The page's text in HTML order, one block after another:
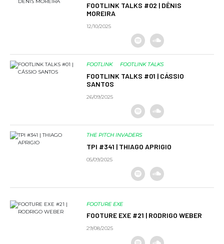
FOOTLINK TALKS #02 | DÊNIS
MOREIRA
12/10/2025
FOOTLINK FOOTLINK TALKS
FOOTLINK TALKS #01 | CÁSSIO
SANTOS
26/09/2025
THE PITCH INVADERS
TPI #341 | THIAGO APRIGIO
05/09/2025
FOOTURE EXE
FOOTURE EXE #21 | RODRIGO WEBER
29/08/2025